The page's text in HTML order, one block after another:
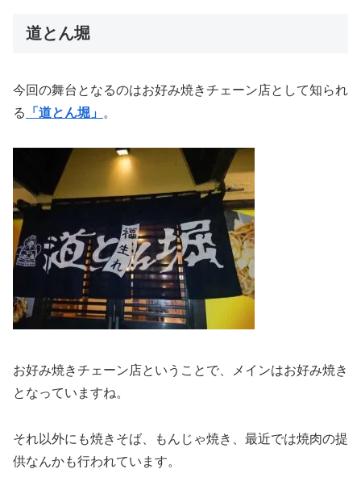
道とん堀
今回の舞台となるのはお好み焼きチェーン店として知られ
る
「道とん堀」 。
お好み焼きチェーン店ということで、メインはお好み焼き
となっていますね。
それ以外にも焼きそば、もんじゃ焼き、最近では焼肉の提
供なんかも行われています。